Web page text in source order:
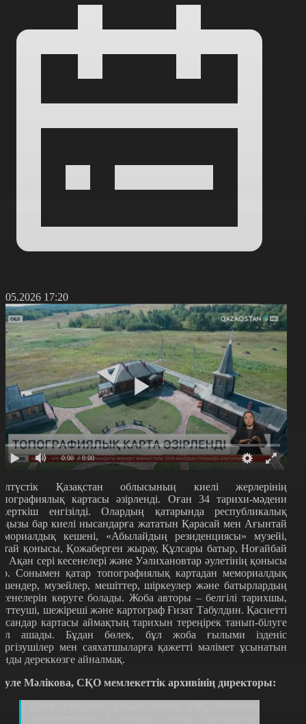
17:20
0:00 / 0:00
Қазақстан облысының киелі жерлерінің
картасы әзірленді. Оған 34 тарихи-мәдени
енгізілді. Олардың қатарында республикалық
бар киелі нысандарға жататын Қарасай мен Ағынтай
кешені, «Абылайдың резиденциясы» музейі,
қонысы, Қожаберген жырау, Құлсары батыр, Ноғайбай
Ақан сері кесенелері және Уәлихановтар әулетінің қонысы
Сонымен қатар топографиялық картадан мемориалдық
музейлер, мешіттер, шіркеулер және батырлардың
көруге болады. Жоба авторы – белгілі тарихшы,
шежіреші және картограф Ғизат Табулдин. Қасиетті
картасы аймақтың тарихын тереңірек танып-білуге
ашады. Бұдан бөлек, бұл жоба ғылыми ізденіс
мен саяхатшыларға қажетті мәлімет ұсынатын
дереккөзге айналмақ.
Мәлікова, СҚО мемлекеттік архивінің директоры: